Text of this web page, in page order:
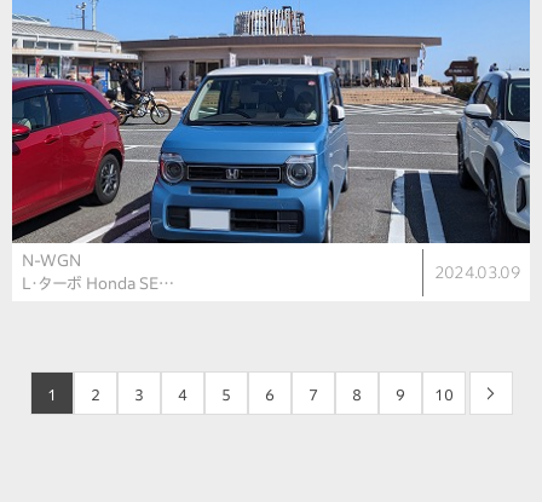
N-WGN
L・ターボ Honda SE…
2024.03.09
1 2 3 4 5 6 7 8 9 10 >